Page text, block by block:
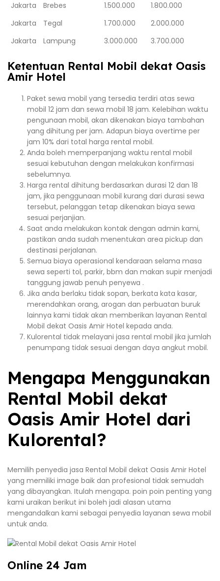
Jakarta
Brebes 1.500.000
1.800.000
Jakarta
Tegal 1.700.000
2.000.000
Jakarta
Lampung 3.000.000 3.700.000
Ketentuan Rental Mobil dekat Oasis
Amir Hotel
Paket sewa mobil yang tersedia terdiri atas sewa
mobil 12 jam dan sewa mobil 18 jam. Kelebihan waktu
pengunaan mobil, akan dikenakan biaya tambahan
yang dihitung per jam. Adapun biaya overtime per
jam 10% dari total harga rental mobil.
Anda boleh memperpanjang waktu rental mobil
sesuai kebutuhan dengan melakukan konfirmasi
sebelumnya.
Harga rental dihitung berdasarkan durasi 12 dan 18
jam, jika penggunaan mobil kurang dari durasi sewa
tersebut, pelanggan tetap dikenakan biaya sewa
sesuai perjanjian.
Saat anda melakukan kontak dengan admin kami,
pastikan anda sudah menentukan area pickup dan
destinasi perjalanan.
Semua biaya operasional kendaraan selama masa
sewa seperti tol, parkir, bbm dan makan supir menjadi
tanggung jawab penuh penyewa .
Jika anda berlaku tidak sopan, berkata kata kasar,
merendahkan orang, arogan dan perbuatan buruk
lainnya kami tidak akan memberikan layanan Rental
Mobil dekat Oasis Amir Hotel kepada anda.
Kulorental tidak melayani jasa rental mobil jika jumlah
penumpang tidak sesuai dengan daya angkut mobil.
Mengapa Menggunakan
Rental Mobil dekat
Oasis Amir Hotel dari
Kulorental?
Memilih penyedia jasa Rental Mobil dekat Oasis Amir Hotel
yang memiliki image baik dan profesional tidak semudah
yang dibayangkan. Itulah mengapa. poin poin penting yang
kami uraikan berikut ini boleh jadi alasan utama
mengandalkan kami sebagai penyedia layanan sewa mobil
untuk anda.
Online 24 Jam